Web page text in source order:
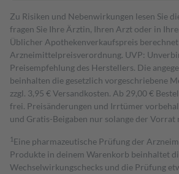
Zu Risiken und Nebenwirkungen lesen Sie
fragen Sie Ihre Ärztin, Ihren Arzt oder in
Üblicher Apothekenverkaufspreis
Arzneimittelpreisverordnung. UVP:
Preisempfehlung des Herstellers. Die
beinhalten die gesetzlich vorgeschriebene
zzgl. 3,95 € Versandkosten. Ab 29,00 €
frei. Preisänderungen und Irrtümer
und Gratis-Beigaben nur solange der Vorrat
1 Eine pharmazeutische Prüfung der
Produkte in deinem Warenkorb beinhaltet
Wechselwirkungschecks und die Prüfung